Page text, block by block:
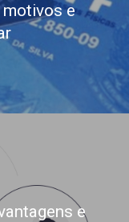
motivos e
e